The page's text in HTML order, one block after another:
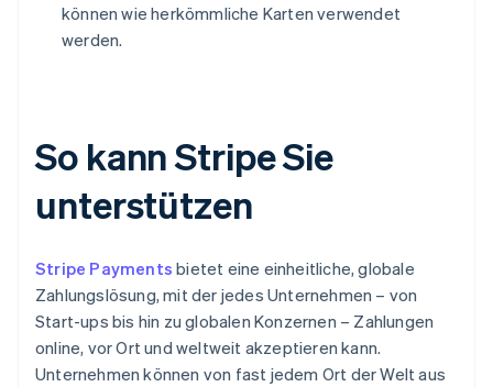
können wie herkömmliche Karten verwendet
werden.
So kann Stripe Sie
unterstützen
Stripe Payments bietet eine einheitliche, globale
Zahlungslösung, mit der jedes Unternehmen – von
Start-ups bis hin zu globalen Konzernen – Zahlungen
online, vor Ort und weltweit akzeptieren kann.
Unternehmen können von fast jedem Ort der Welt aus